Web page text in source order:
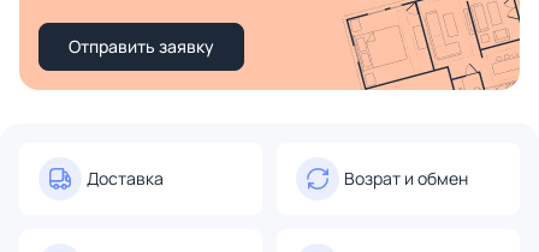
Отправить заявку
Доставка Возрат и обмен